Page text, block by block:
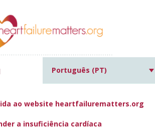
ao website heartfailurematters.org
a insuficiência cardíaca
Português (PT)
médicas comuns»Apneia central